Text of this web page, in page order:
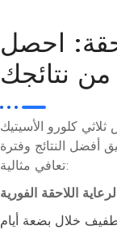
احصل
نتائجك
كلورو الأسيتيك
أفضل النتائج وفترة
تعافي مثالية:
اللاحقة الفورية